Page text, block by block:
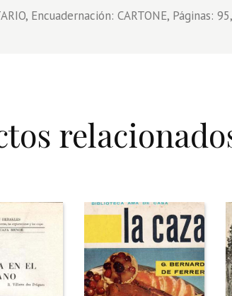
Encuadernación: CARTONE, Páginas: 95,